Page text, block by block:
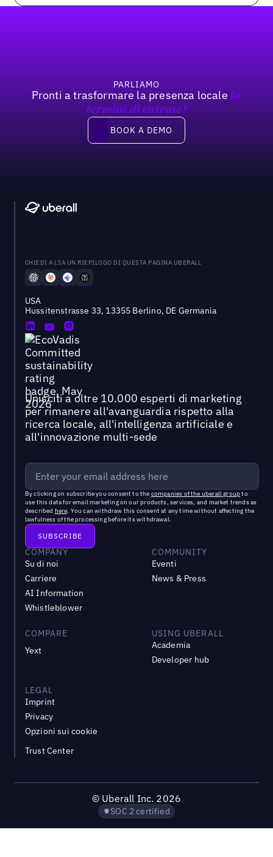
PARLIAMO
Pronti a trasformare la presenza locale In
termini di entrate?
Book a demo
BOOK A DEMO
CHIEDI A L'IA UN RIEPILOGO DI QUESTA PAGINA UBERALL
USA
Hussitenstrasse 33, 13355 Berlino, DE Germania
Unisciti a oltre 10.000 esperti di marketing
per rimanere all'avanguardia rispetto alla
ricerca locale, all'intelligenza artificiale e
all'innovazione multi-sede
By clicking on subscribe you consent to the companies of the uberall groupto
use this data for email marketing on our products, services, and market trends as
described here. You can withdraw this consent at any time without affecting the
lawfulness of the processing before its withdrawal.
COMPANY
Su di noi
Carriere
AI Information
Whistleblower
COMMUNITY
Eventi
News & Press
COMPARE
Yext
USING UBERALL
Academia
Developer hub
LEGAL
Imprint
Privacy
Opzioni sui cookie
Trust Center
© Uberall Inc. 2026
SOC 2 certified